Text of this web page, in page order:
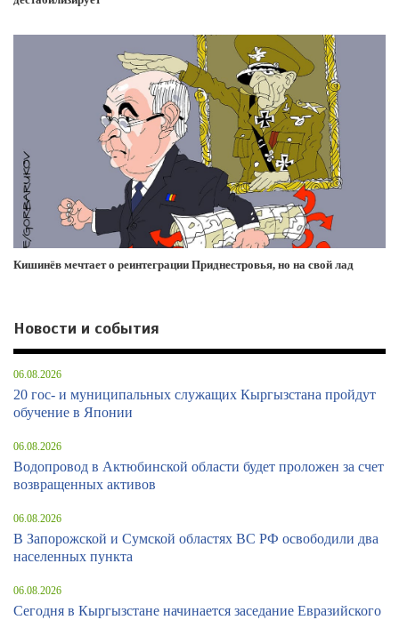
Кишинёв мечтает о реинтеграции Приднестровья, но на свой лад
Новости и события
06.08.2026
20 гос- и муниципальных служащих Кыргызстана пройдут
обучение в Японии
06.08.2026
Водопровод в Актюбинской области будет проложен за счет
возвращенных активов
06.08.2026
В Запорожской и Сумской областях ВС РФ освободили два
населенных пункта
06.08.2026
Сегодня в Кыргызстане начинается заседание Евразийского